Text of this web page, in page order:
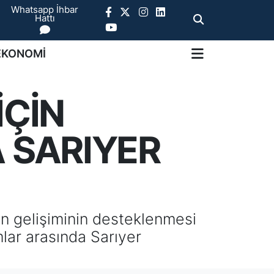
Whatsapp İhbar
Hattı
gelişiminin desteklenmesi
arasında Sarıyer